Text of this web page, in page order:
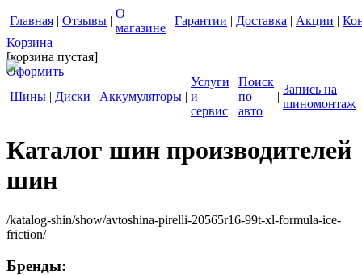
Главная | Отзывы |
О
магазине
| Гарантии | Доставка | Акции |
Корзина
[корзина пустая]
Оформить
Шины | Диски | Аккумуляторы |
Услуги
и
сервис
|
Поиск
по
авто
|
Запись на
шиномонтаж
Каталог шин производителей
шин
/katalog-shin/show/avtoshina-pirelli-20565r16-99t-xl-formula-ice-
friction/
Бренды: